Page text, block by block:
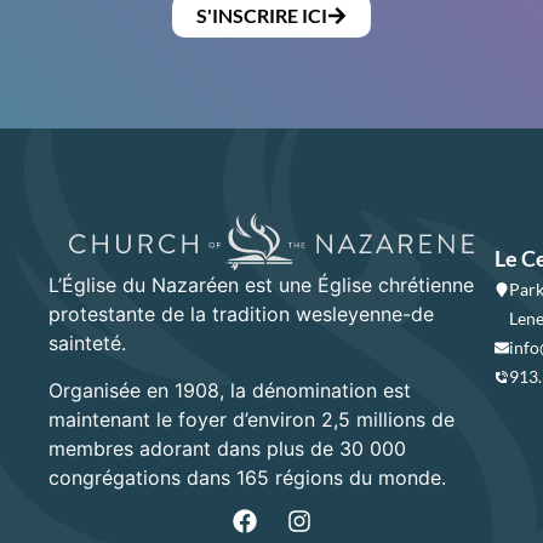
S'INSCRIRE ICI
L’Église du Nazaréen est une Église chrétienne
protestante de la tradition wesleyenne-de
sainteté.
Organisée en 1908, la dénomination est
maintenant le foyer d’environ 2,5 millions de
membres adorant dans plus de 30 000
congrégations dans 165 régions du monde.
Le